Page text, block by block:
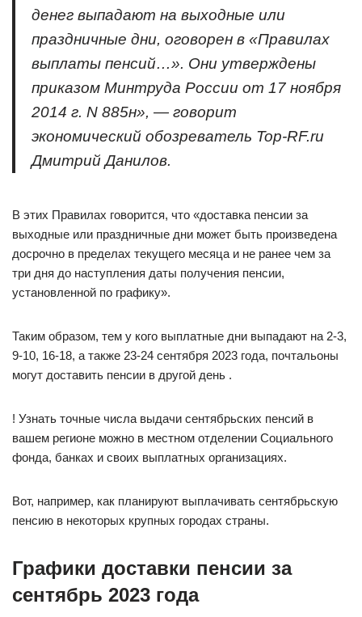
денег выпадают на выходные или
праздничные дни, оговорен в «Правилах
выплаты пенсий…». Они утверждены
приказом Минтруда России от 17 ноября
2014 г. N 885н», — говорит
экономический обозреватель Top-RF.ru
Дмитрий Данилов.
В этих Правилах говорится, что «доставка пенсии за
выходные или праздничные дни может быть произведена
досрочно в пределах текущего месяца и не ранее чем за
три дня до наступления даты получения пенсии,
установленной по графику».
Таким образом, тем у кого выплатные дни выпадают на 2-3,
9-10, 16-18, а также 23-24 сентября 2023 года, почтальоны
могут доставить пенсии в другой день .
! Узнать точные числа выдачи сентябрьских пенсий в
вашем регионе можно в местном отделении Социального
фонда, банках и своих выплатных организациях.
Вот, например, как планируют выплачивать сентябрьскую
пенсию в некоторых крупных городах страны.
Графики доставки пенсии за
сентябрь 2023 года